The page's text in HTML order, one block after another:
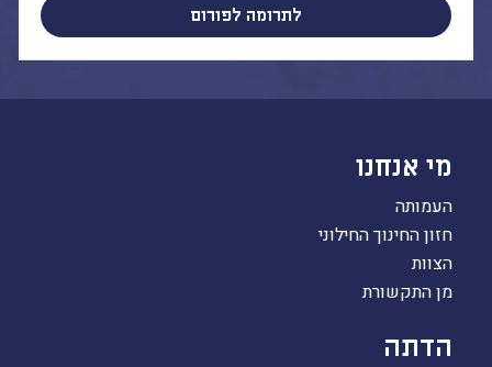
לתרומה לפורום
מי אנחנו
העמותה
חזון החינוך החילוני
הצוות
מן התקשורת
הדתה